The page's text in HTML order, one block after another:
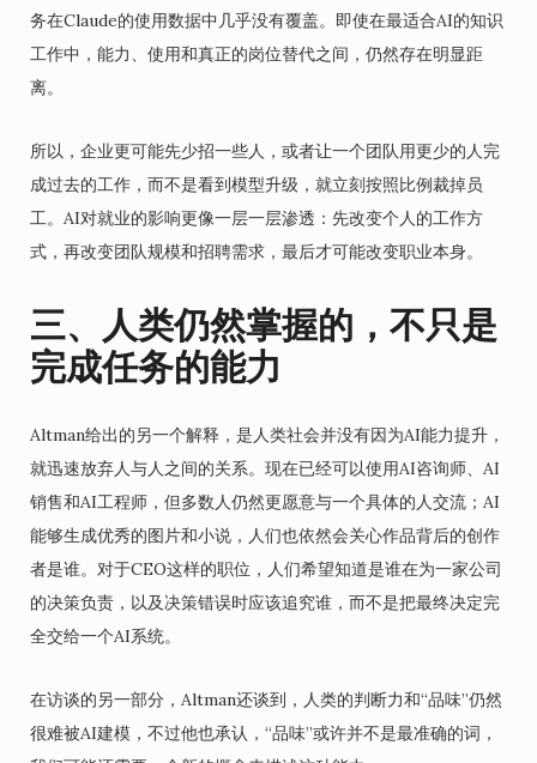
务在Claude的使用数据中几乎没有覆盖。即使在最适合AI的知识
工作中，能力、使用和真正的岗位替代之间，仍然存在明显距
离。
所以，企业更可能先少招一些人，或者让一个团队用更少的人完
成过去的工作，而不是看到模型升级，就立刻按照比例裁掉员
工。AI对就业的影响更像一层一层渗透：先改变个人的工作方
式，再改变团队规模和招聘需求，最后才可能改变职业本身。
三、人类仍然掌握的，不只是
完成任务的能力
Altman给出的另一个解释，是人类社会并没有因为AI能力提升，
就迅速放弃人与人之间的关系。现在已经可以使用AI咨询师、AI
销售和AI工程师，但多数人仍然更愿意与一个具体的人交流；AI
能够生成优秀的图片和小说，人们也依然会关心作品背后的创作
者是谁。对于CEO这样的职位，人们希望知道是谁在为一家公司
的决策负责，以及决策错误时应该追究谁，而不是把最终决定完
全交给一个AI系统。
在访谈的另一部分，Altman还谈到，人类的判断力和“品味”仍然
很难被AI建模，不过他也承认，“品味”或许并不是最准确的词，